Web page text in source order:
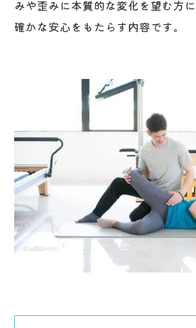
みや歪みに本質的な変化を望む方
確かな安心をもたらす内容です。